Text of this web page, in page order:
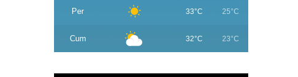
Per 33°C 25°C
Cum 32°C 23°C